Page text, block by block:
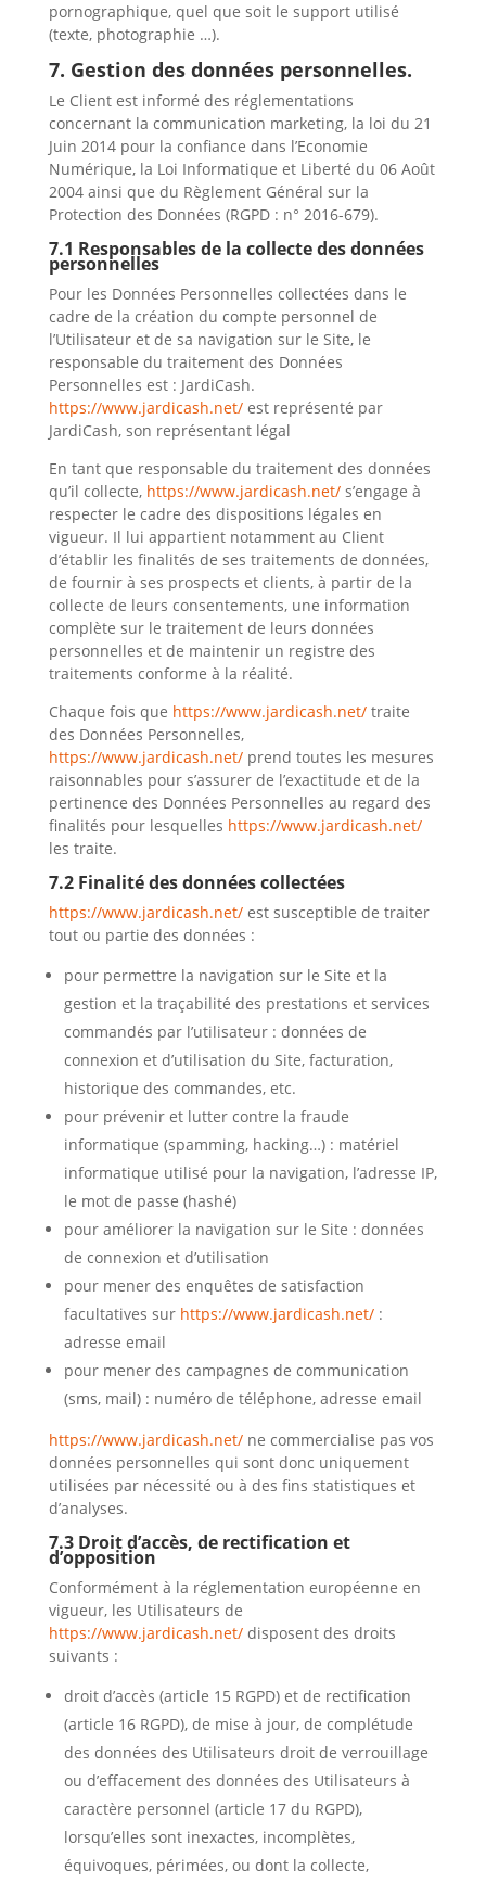
pornographique, quel que soit le support utilisé
(texte, photographie …).
7. Gestion des données personnelles.
Le Client est informé des réglementations
concernant la communication marketing, la loi du 21
Juin 2014 pour la confiance dans l’Economie
Numérique, la Loi Informatique et Liberté du 06 Août
2004 ainsi que du Règlement Général sur la
Protection des Données (RGPD : n° 2016-679).
7.1 Responsables de la collecte des données
personnelles
Pour les Données Personnelles collectées dans le
cadre de la création du compte personnel de
l’Utilisateur et de sa navigation sur le Site, le
responsable du traitement des Données
Personnelles est : JardiCash.
https://www.jardicash.net/est représenté par
JardiCash, son représentant légal
En tant que responsable du traitement des données
qu’il collecte, https://www.jardicash.net/s’engage à
respecter le cadre des dispositions légales en
vigueur. Il lui appartient notamment au Client
d’établir les finalités de ses traitements de données,
de fournir à ses prospects et clients, à partir de la
collecte de leurs consentements, une information
complète sur le traitement de leurs données
personnelles et de maintenir un registre des
traitements conforme à la réalité.
Chaque fois que https://www.jardicash.net/traite
des Données Personnelles,
https://www.jardicash.net/prend toutes les mesures
raisonnables pour s’assurer de l’exactitude et de la
pertinence des Données Personnelles au regard des
finalités pour lesquelles https://www.jardicash.net/
les traite.
7.2 Finalité des données collectées
https://www.jardicash.net/est susceptible de traiter
tout ou partie des données :
pour permettre la navigation sur le Site et la
gestion et la traçabilité des prestations et services
commandés par l’utilisateur : données de
connexion et d’utilisation du Site, facturation,
historique des commandes, etc.
pour prévenir et lutter contre la fraude
informatique (spamming, hacking…) : matériel
informatique utilisé pour la navigation, l’adresse IP,
le mot de passe (hashé)
pour améliorer la navigation sur le Site : données
de connexion et d’utilisation
pour mener des enquêtes de satisfaction
facultatives sur https://www.jardicash.net/:
adresse email
pour mener des campagnes de communication
(sms, mail) : numéro de téléphone, adresse email
https://www.jardicash.net/ne commercialise pas vos
données personnelles qui sont donc uniquement
utilisées par nécessité ou à des fins statistiques et
d’analyses.
7.3 Droit d’accès, de rectification et
d’opposition
Conformément à la réglementation européenne en
vigueur, les Utilisateurs de
https://www.jardicash.net/disposent des droits
suivants :
droit d’accès (article 15 RGPD) et de rectification
(article 16 RGPD), de mise à jour, de complétude
des données des Utilisateurs droit de verrouillage
ou d’effacement des données des Utilisateurs à
caractère personnel (article 17 du RGPD),
lorsqu’elles sont inexactes, incomplètes,
équivoques, périmées, ou dont la collecte,